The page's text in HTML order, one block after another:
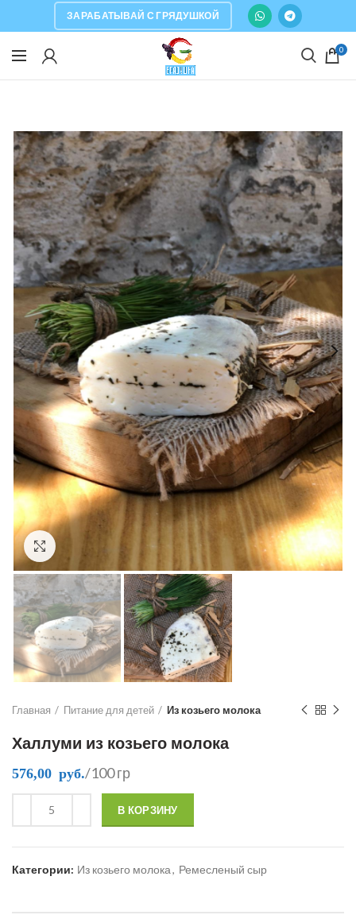
ЗАРАБАТЫВАЙ С ГРЯДУШКОЙ
0
Главная Питание для детей Из козьего молока
Халлуми из козьего молока
576,00 руб. /100 гр
В КОРЗИНУ
Категории: Из козьего молока, Ремесленый сыр